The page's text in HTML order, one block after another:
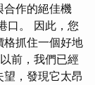
合作的絕佳機
口。 因此，您
格抓住一個好地
以前，我們已經
，發現它太昂